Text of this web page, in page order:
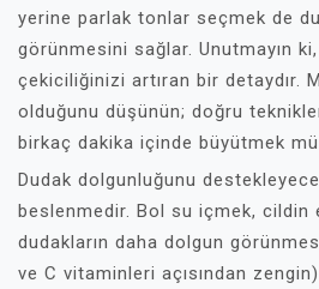
yerine parlak tonlar seçmek de
görünmesini sağlar. Unutmayın ki,
çekiciliğinizi artıran bir detaydır.
olduğunu düşünün; doğru
birkaç dakika içinde büyütmek
Dudak dolgunluğunu
beslenmedir. Bol su içmek, cildin
dudakların daha dolgun
ve C vitaminleri açısından